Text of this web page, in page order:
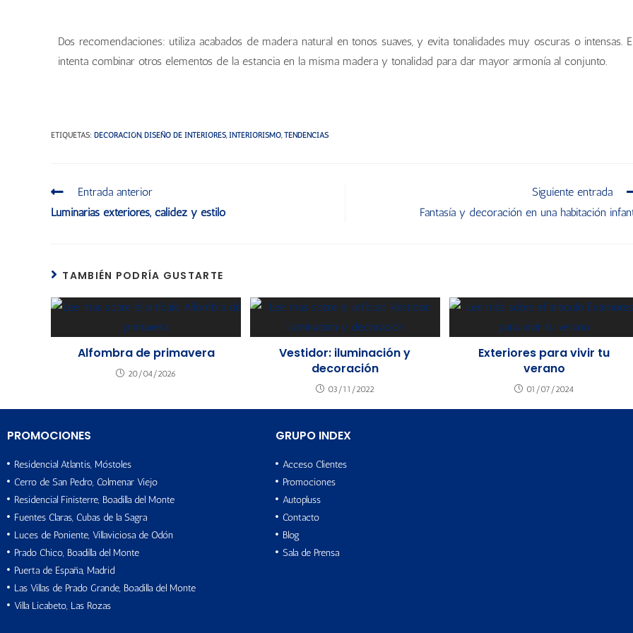
Dos recomendaciones: utiliza acabados de madera natural en tonos suaves, y evita tonalidades muy oscuras o intensas. E
intenta combinar otros elementos de la estancia en la misma madera y tonalidad para dar mayor armonía al conjunto.
ETIQUETAS: DECORACIÓN, DISEÑO DE INTERIORES INTERIORISMO TENDENCIAS
Entrada anterior
Luminarias exteriores, calidez y estilo
Siguiente entrada
Fantasía y decoración en una habitación
TAMBIÉN PODRÍA GUSTARTE
Alfombra de primavera
20/04/2026
Vestidor: iluminación y
decoración
03/11/2022
Exteriores para vivir tu
verano
01/07/2024
PROMOCIONES
Residencial Atlantis, Móstoles
Cerro de San Pedro, Colmenar Viejo
Residencial Finisterre, Boadilla del Monte
Fuentes Claras, Cubas de la Sagra
Luces de Poniente, Villaviciosa de Odón
Prado Chico, Boadilla del Monte
Puerta de España, Madrid
Las Villas de Prado Grande, Boadilla del Monte
Villa Licabeto, Las Rozas
GRUPO INDEX
Acceso Clientes
Promociones
Autopluss
Contacto
Blog
Sala de Prensa